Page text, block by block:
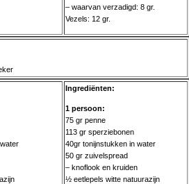
– waarvan verzadigd: 8 gr.
Vezels: 12 gr.
Ingrediënten:
1 persoon:
75 gr penne
113 gr sperziebonen
40gr tonijnstukken in water
50 gr zuivelspread
– knoflook en kruiden
½ eetlepels witte natuurazijn